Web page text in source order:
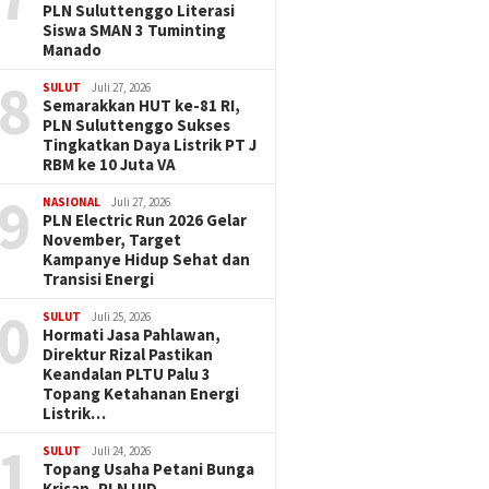
PLN Suluttenggo Literasi
Siswa SMAN 3 Tuminting
Manado
SULUT Juli 27, 2026
Semarakkan HUT ke-81 RI,
PLN Suluttenggo Sukses
Tingkatkan Daya Listrik PT J
RBM ke 10 Juta VA
NASIONAL Juli 27, 2026
PLN Electric Run 2026 Gelar
November, Target
Kampanye Hidup Sehat dan
Transisi Energi
SULUT Juli 25, 2026
Hormati Jasa Pahlawan,
Direktur Rizal Pastikan
Keandalan PLTU Palu 3
Topang Ketahanan Energi
Listrik…
SULUT Juli 24, 2026
Topang Usaha Petani Bunga